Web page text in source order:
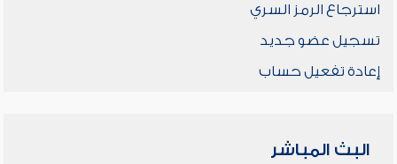
استرجاع الرمز السري
تسجيل عضو جديد
إعادة تفعيل حساب
البث المباشر